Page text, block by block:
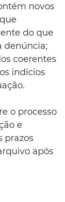
novos
do que
denúncia;
coerentes
indícios
o processo
e
prazos
após